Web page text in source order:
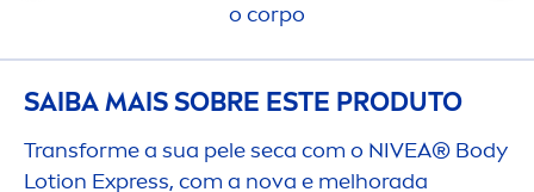
o corpo
SAIBA MAIS SOBRE ESTE PRODUTO
Transforme a sua pele seca com o NIVEA® Body
Lotion Express, com a nova e melhorada